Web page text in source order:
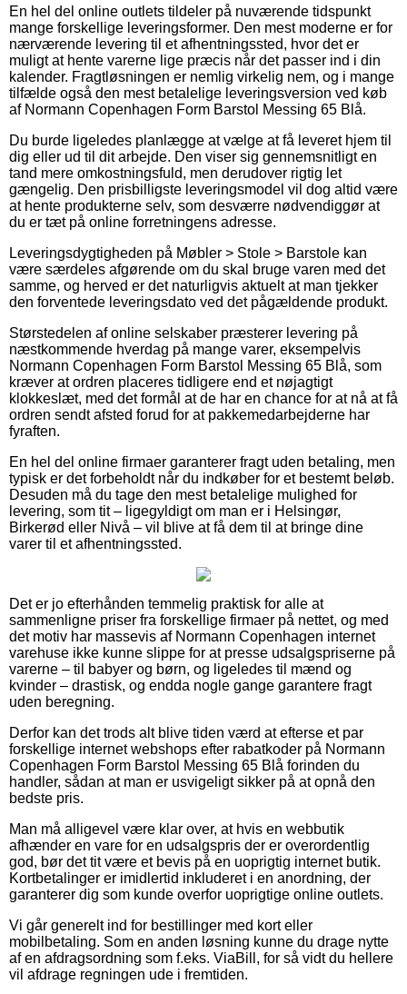
En hel del online outlets tildeler på nuværende tidspunkt
mange forskellige leveringsformer. Den mest moderne er for
nærværende levering til et afhentningssted, hvor det er
muligt at hente varerne lige præcis når det passer ind i din
kalender. Fragtløsningen er nemlig virkelig nem, og i mange
tilfælde også den mest betalelige leveringsversion ved køb
af Normann Copenhagen Form Barstol Messing 65 Blå.
Du burde ligeledes planlægge at vælge at få leveret hjem til
dig eller ud til dit arbejde. Den viser sig gennemsnitligt en
tand mere omkostningsfuld, men derudover rigtig let
gængelig. Den prisbilligste leveringsmodel vil dog altid være
at hente produkterne selv, som desværre nødvendiggør at
du er tæt på online forretningens adresse.
Leveringsdygtigheden på Møbler > Stole > Barstole kan
være særdeles afgørende om du skal bruge varen med det
samme, og herved er det naturligvis aktuelt at man tjekker
den forventede leveringsdato ved det pågældende produkt.
Størstedelen af online selskaber præsterer levering på
næstkommende hverdag på mange varer, eksempelvis
Normann Copenhagen Form Barstol Messing 65 Blå, som
kræver at ordren placeres tidligere end et nøjagtigt
klokkeslæt, med det formål at de har en chance for at nå at få
ordren sendt afsted forud for at pakkemedarbejderne har
fyraften.
En hel del online firmaer garanterer fragt uden betaling, men
typisk er det forbeholdt når du indkøber for et bestemt beløb.
Desuden må du tage den mest betalelige mulighed for
levering, som tit – ligegyldigt om man er i Helsingør,
Birkerød eller Nivå – vil blive at få dem til at bringe dine
varer til et afhentningssted.
Det er jo efterhånden temmelig praktisk for alle at
sammenligne priser fra forskellige firmaer på nettet, og med
det motiv har massevis af Normann Copenhagen internet
varehuse ikke kunne slippe for at presse udsalgspriserne på
varerne – til babyer og børn, og ligeledes til mænd og
kvinder – drastisk, og endda nogle gange garantere fragt
uden beregning.
Derfor kan det trods alt blive tiden værd at efterse et par
forskellige internet webshops efter rabatkoder på Normann
Copenhagen Form Barstol Messing 65 Blå forinden du
handler, sådan at man er usvigeligt sikker på at opnå den
bedste pris.
Man må alligevel være klar over, at hvis en webbutik
afhænder en vare for en udsalgspris der er overordentlig
god, bør det tit være et bevis på en uoprigtig internet butik.
Kortbetalinger er imidlertid inkluderet i en anordning, der
garanterer dig som kunde overfor uoprigtige online outlets.
Vi går generelt ind for bestillinger med kort eller
mobilbetaling. Som en anden løsning kunne du drage nytte
af en afdragsordning som f.eks. ViaBill, for så vidt du hellere
vil afdrage regningen ude i fremtiden.